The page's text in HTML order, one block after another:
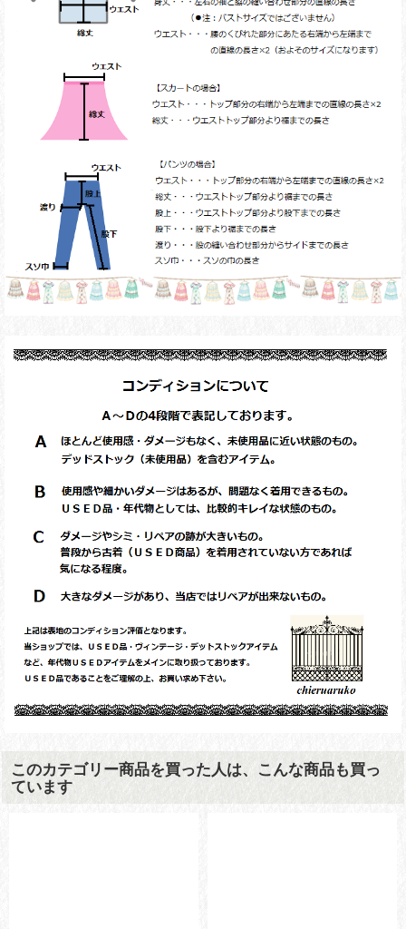
このカテゴリー商品を買った人は、こんな商品も買っ
ています